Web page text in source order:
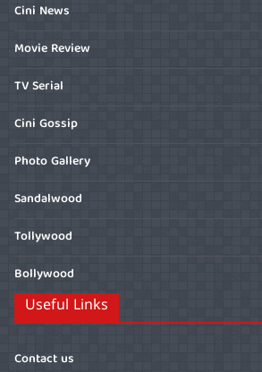
Cini News
Movie Review
TV Serial
Cini Gossip
Photo Gallery
Sandalwood
Tollywood
Bollywood
Useful Links
Contact us